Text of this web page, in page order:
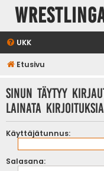
UKK
Etusivu
Sinun täytyy
lainata
Käyttäjätunnus:
Salasana: